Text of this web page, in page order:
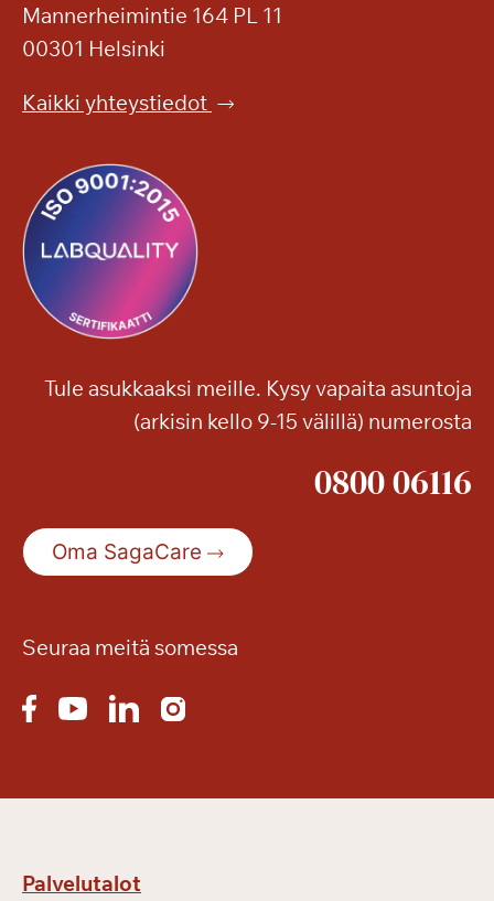
Mannerheimintie 164 PL 11
00301 Helsinki
Kaikki yhteystiedot
Tule asukkaaksi meille. Kysy vapaita asuntoja
(arkisin kello 9-15 välillä) numerosta
0800 06116
Oma SagaCare
Seuraa meitä somessa
Palvelutalot